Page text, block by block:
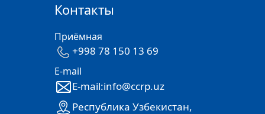
Контакты
Приёмная
+998 78 150 13 69
E-mail
E-mail:info@ccrp.uz
Республика Узбекистан,